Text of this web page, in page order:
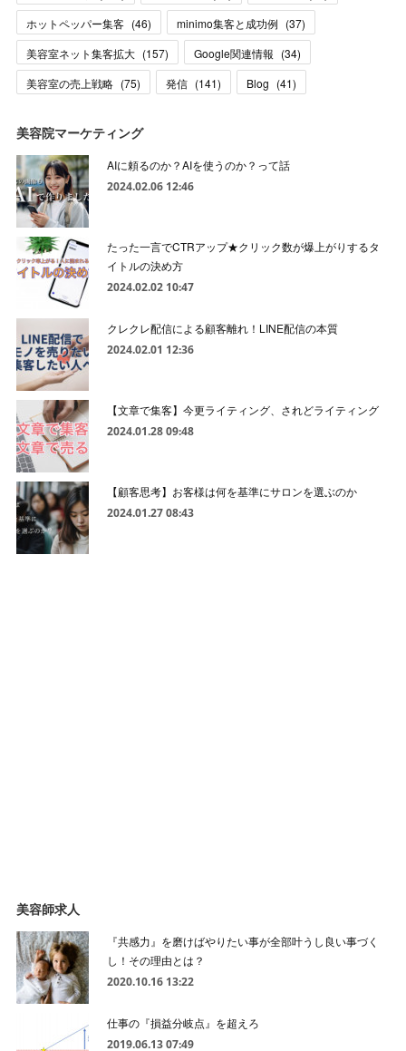
ホットペッパー集客 (46) minimo集客と成功例 (37)
美容室ネット集客拡大 (157) Google関連情報 (34)
美容室の売上戦略 (75) 発信 (141) Blog (41)
美容院マーケティング
AIに頼るのか？AIを使うのか？って話
2024.02.06 12:46
たった一言でCTRアップ★クリック数が爆上がりするタ
イトルの決め方
2024.02.02 10:47
クレクレ配信による顧客離れ！LINE配信の本質
2024.02.01 12:36
【文章で集客】今更ライティング、されどライティング
2024.01.28 09:48
【顧客思考】お客様は何を基準にサロンを選ぶのか
2024.01.27 08:43
美容師求人
『共感力』を磨けばやりたい事が全部叶うし良い事づく
し！その理由とは？
2020.10.16 13:22
仕事の『損益分岐点』を超えろ
2019.06.13 07:49